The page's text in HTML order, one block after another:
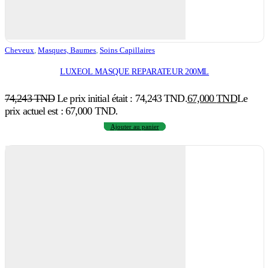
Cheveux Masques, Baumes Soins Capillaires
LUXEOL MASQUE REPARATEUR 200ML
74,243TND Le prix initial était : 74,243 TND.67,000TNDLe
prix actuel est : 67,000 TND.
Ajouter au panier